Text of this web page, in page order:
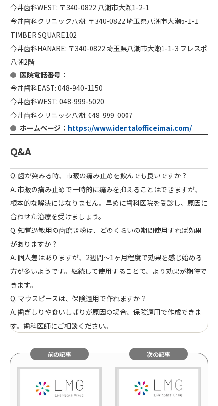
今井歯科WEST: 〒340-0822 八潮市大瀬1-2-1
今井歯科クリニック八潮: 〒340-0822 埼玉県八潮市大瀬6-1-1
TIMBER SQUARE102
今井歯科HANARE: 〒340-0822 埼玉県八潮市大瀬1-1-3 フレスポ
八潮2階
医院電話番号：
今井歯科EAST: 048-940-1150
今井歯科WEST: 048-999-5020
今井歯科クリニック八潮: 048-999-0007
ホームページ： https://www.identalofficeimai.com/
Q&A
Q. 歯が染みる時、市販の痛み止めを飲んでも良いですか？
A. 市販の痛み止めで一時的に痛みを抑えることはできますが、
根本的な解決にはなりません。早めに歯科医院を受診し、原因に
合わせた治療を受けましょう。
Q. 知覚過敏用の歯磨き粉は、どのくらいの期間使用すれば効果
がありますか？
A. 個人差はありますが、2週間～1ヶ月程度で効果を感じ始める
方が多いようです。継続して使用することで、より効果が期待で
きます。
Q. マウスピースは、保険適用で作れますか？
A. 歯ぎしりや食いしばりが原因の場合、保険適用で作成できま
す。歯科医師にご相談ください。
前の記事 次の記事